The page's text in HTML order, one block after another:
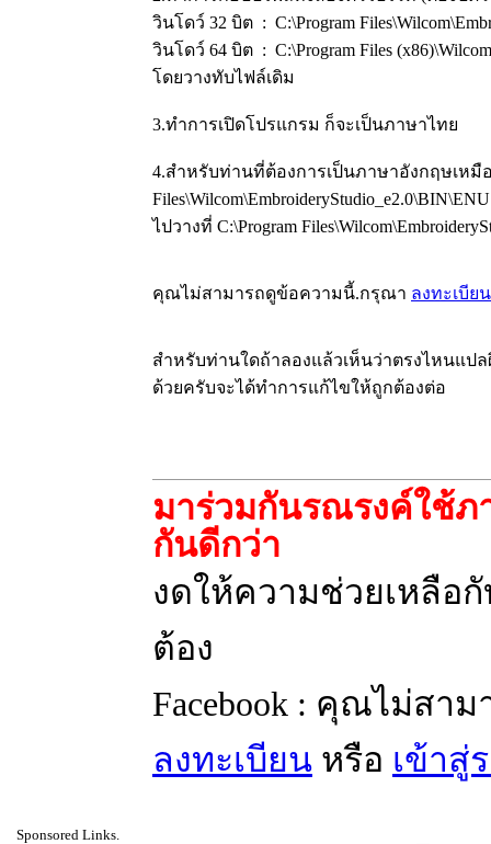
วินโดว์ 32 บิต : C:\Program
วินโดว์ 64 บิต : C:\Program Files
โดยวางทับไฟล์เดิม
3.ทำการเปิดโปรแกรม ก็จะเป็นภาษาไทย
4.สำหรับท่านที่ต้องการเป็นภาษาอังกฤษเหมือ
ไปวางที่ C:\Program
คุณไม่สามารถดูข้อความนี้.กรุณา ลงทะเบียน
สำหรับท่านใดถ้าลองแล้วเห็นว่าตรงไหนแป
ด้วยครับจะได้ทำการแก้ไขให้ถูกต้องต่อ
มาร่วมกันรณรงค์ใช้ภ
กันดีกว่า
งดให้ความช่วยเหลือ
ต้อง
Facebook : คุณไม่สา
ลงทะเบียน หรือ เข้าสู่
Sponsored Links.